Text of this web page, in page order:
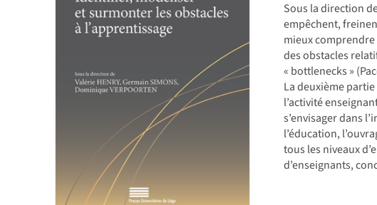
Sous la direction
empêchent,
mieux
des obstacles
« bottlenecks »
La deuxième
l’activité
s’envisager dans
l’éducation,
tous les niveaux
d’enseignants,